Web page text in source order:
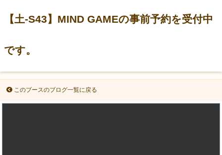
【土-S43】MIND GAMEの事前予約を受付中
です。
このブースのブログ一覧に戻る